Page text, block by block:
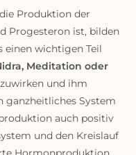
Produktion der
Progesteron ist, bilden
einen wichtigen Teil
Meditation oder
und ihm
ganzheitliches System
auch positiv
und den Kreislauf